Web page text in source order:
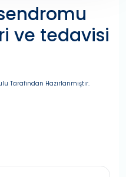
ve tedavisi
Tarafından Hazırlanmıştır.